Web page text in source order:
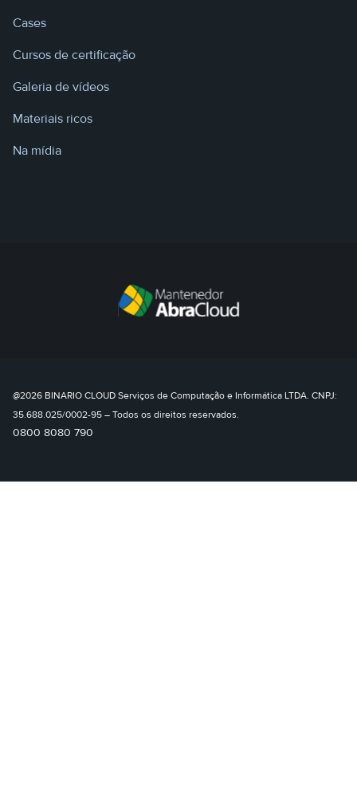
Cases
Cursos de certificação
Galeria de vídeos
Materiais ricos
Na mídia
@2026 BINARIO CLOUD Serviços de Computação e Informática LTDA. CNPJ:
35.688.025/0002-95 – Todos os direitos reservados.
0800 8080 790